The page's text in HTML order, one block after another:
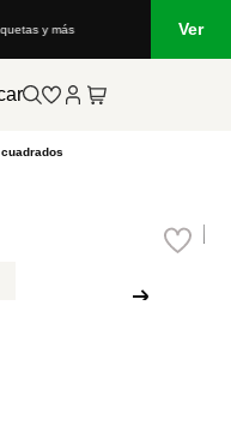
y más Ver